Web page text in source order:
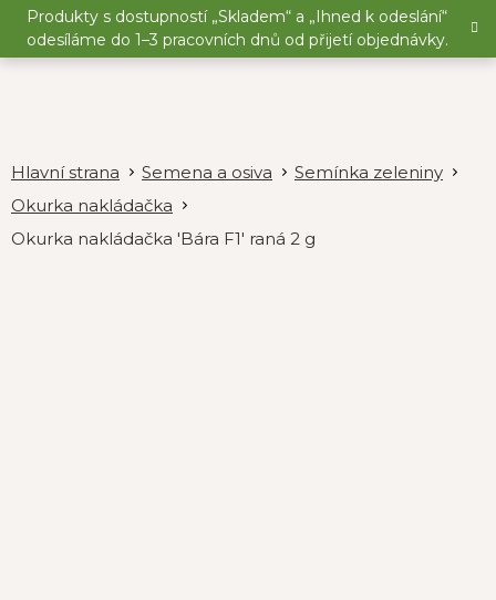
Přejít
obsah
Produkty s dostupností „Skladem“ a „Ihned k odeslání“
odesíláme do 1–3 pracovních dnů od přijetí objednávky.
Semena a osiva
Semínka zeleniny
Okurka nakládačka
Okurka nakládačka 'Bára F1' raná 2 g